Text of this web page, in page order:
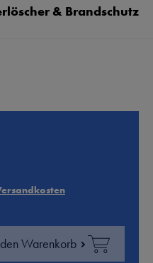
& Brandschutz
Warenkorb